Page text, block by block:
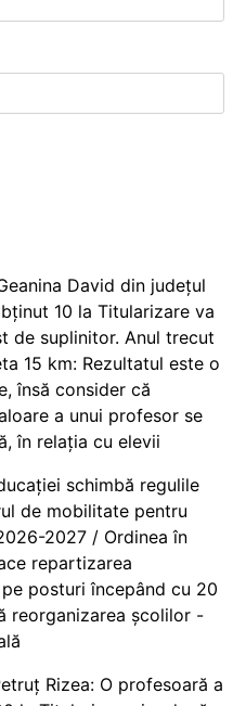
David din județul
10 la Titularizare va
de suplinitor. Anul trecut
15 km: Rezultatul este o
însă consider că
a unui profesor se
în relația cu elevii
schimbă regulile
de mobilitate pentru
2027 / Ordinea în
repartizarea
posturi începând cu 20
reorganizarea școlilor -
Rizea: O profesoară a